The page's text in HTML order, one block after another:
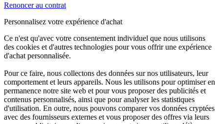
Renoncer au contrat
Personnalisez votre expérience d'achat
Ce n'est qu'avec votre consentement individuel que nous utilisons
des cookies et d'autres technologies pour vous offrir une expérience
d'achat personnalisée.
Pour ce faire, nous collectons des données sur nos utilisateurs, leur
comportement et leurs appareils. Nous les utilisons pour optimiser en
permanence notre site web et pour vous proposer des publicités et
contenus personnalisés, ainsi que pour analyser les statistiques
d'utilisation. En outre, nous pouvons comparer vos données cryptées
avec des fournisseurs externes et vous proposer des offres via leurs